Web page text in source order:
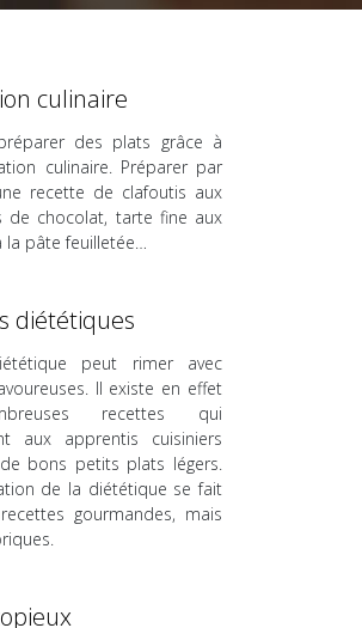
culinaire
des plats grâce à
culinaire. Préparer par
recette de clafoutis aux
de chocolat, tarte fine aux
la pâte feuilletée…
diététiques
peut rimer avec
Il existe en effet
recettes qui
aux apprentis cuisiniers
bons petits plats légers.
de la diététique se fait
gourmandes, mais